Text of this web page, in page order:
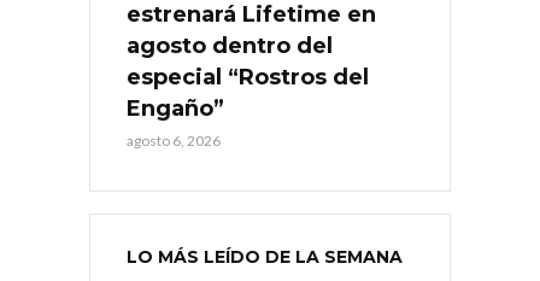
estrenará Lifetime en
agosto dentro del
especial “Rostros del
Engaño”
agosto 6, 2026
LO MÁS LEÍDO DE LA SEMANA